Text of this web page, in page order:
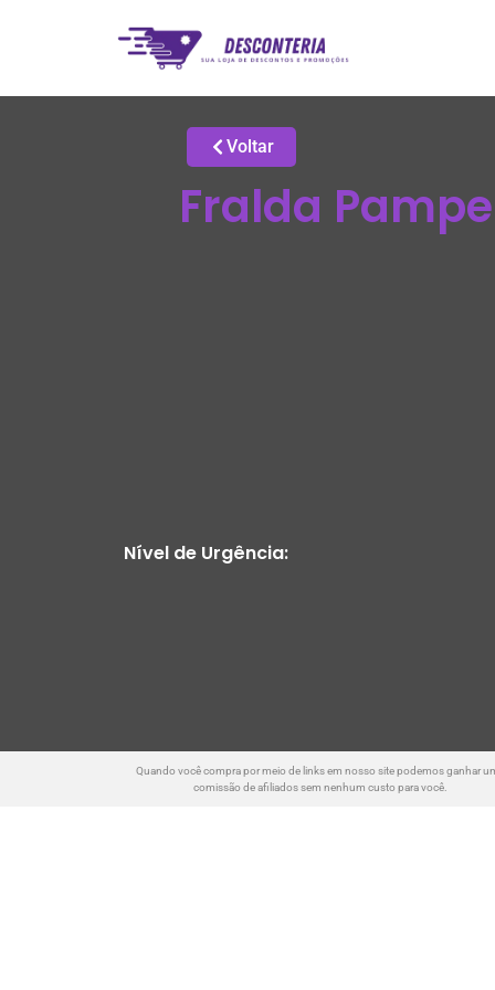
Voltar
Fralda
Nível de Urgência:
Quando você compra por meio de links em nosso site podemos ganhar
comissão de afiliados sem nenhum custo para você.